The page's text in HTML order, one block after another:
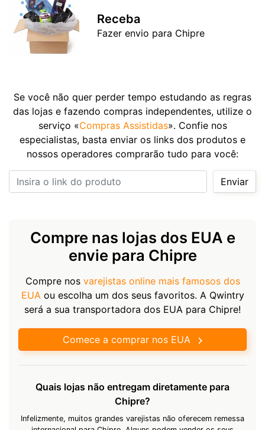
Receba
Fazer envio para Chipre
Se você não quer perder tempo estudando as regras
das lojas e fazendo compras independentes, utilize o
serviço «Compras Assistidas». Confie nos
especialistas, basta enviar os links dos produtos e
nossos operadores comprarão tudo para você:
Insira o link do produto
Enviar
Compre nas lojas dos EUA e
envie para Chipre
Compre nos varejistas online mais famosos dos
EUA ou escolha um dos seus favoritos. A Qwintry
será a sua transportadora dos EUA para Chipre!
Comece a comprar nos EUA
Quais lojas não entregam diretamente para
Chipre?
Infelizmente, muitos grandes varejistas não oferecem remessa